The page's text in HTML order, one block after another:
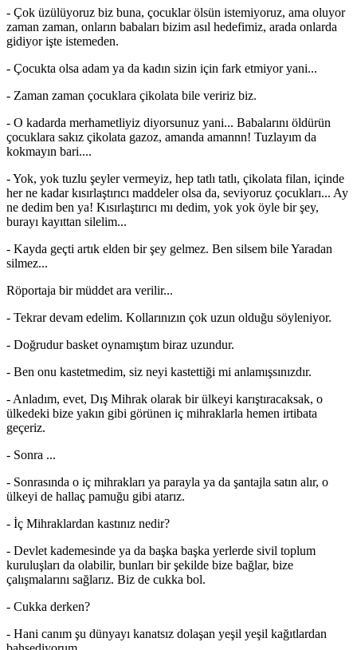
- Çok üzülüyoruz biz buna, çocuklar ölsün istemiyoruz, ama oluyor
zaman zaman, onların babaları bizim asıl hedefimiz, arada onlarda
gidiyor işte istemeden.
- Çocukta olsa adam ya da kadın sizin için fark etmiyor yani...
- Zaman zaman çocuklara çikolata bile veririz biz.
- O kadarda merhametliyiz diyorsunuz yani... Babalarını öldürün
çocuklara sakız çikolata gazoz, amanda amannn! Tuzlayım da
kokmayın bari....
- Yok, yok tuzlu şeyler vermeyiz, hep tatlı tatlı, çikolata filan, içinde
her ne kadar kısırlaştırıcı maddeler olsa da, seviyoruz çocukları... Ay
ne dedim ben ya! Kısırlaştırıcı mı dedim, yok yok öyle bir şey,
burayı kayıttan silelim...
- Kayda geçti artık elden bir şey gelmez. Ben silsem bile Yaradan
silmez...
Röportaja bir müddet ara verilir...
- Tekrar devam edelim. Kollarınızın çok uzun olduğu söyleniyor.
- Doğrudur basket oynamıştım biraz uzundur.
- Ben onu kastetmedim, siz neyi kastettiği mi anlamışsınızdır.
- Anladım, evet, Dış Mihrak olarak bir ülkeyi karıştıracaksak, o
ülkedeki bize yakın gibi görünen iç mihraklarla hemen irtibata
geçeriz.
- Sonra ...
- Sonrasında o iç mihrakları ya parayla ya da şantajla satın alır, o
ülkeyi de hallaç pamuğu gibi atarız.
- İç Mihraklardan kastınız nedir?
- Devlet kademesinde ya da başka başka yerlerde sivil toplum
kuruluşları da olabilir, bunları bir şekilde bize bağlar, bize
çalışmalarını sağlarız. Biz de cukka bol.
- Cukka derken?
- Hani canım şu dünyayı kanatsız dolaşan yeşil yeşil kağıtlardan